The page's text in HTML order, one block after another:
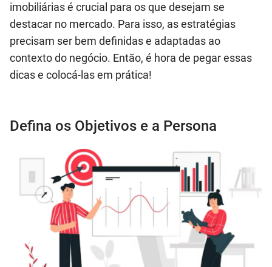
imobiliárias é crucial para os que desejam se
destacar no mercado. Para isso, as estratégias
precisam ser bem definidas e adaptadas ao
contexto do negócio. Então, é hora de pegar essas
dicas e colocá-las em prática!
Defina os Objetivos e a Persona